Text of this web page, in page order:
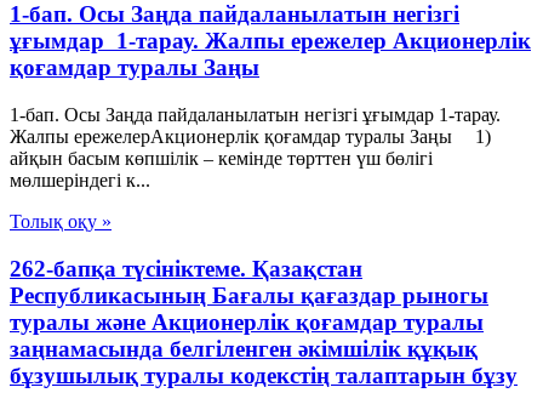
1-бап. Осы Заңда пайдаланылатын негізгі
ұғымдар 1-тарау. Жалпы ережелер Акционерлік
қоғамдар туралы Заңы
1-бап. Осы Заңда пайдаланылатын негізгі ұғымдар 1-тарау.
Жалпы ережелерАкционерлік қоғамдар туралы Заңы 1)
айқын басым көпшілік – кемінде төрттен үш бөлігі
мөлшеріндегі к...
Толық оқу »
262-бапқа түсініктеме. Қазақстан
Республикасының Бағалы қағаздар рыногы
туралы және Акционерлік қоғамдар туралы
заңнамасында белгіленген әкімшілік құқық
бұзушылық туралы кодекстің талаптарын бұзу